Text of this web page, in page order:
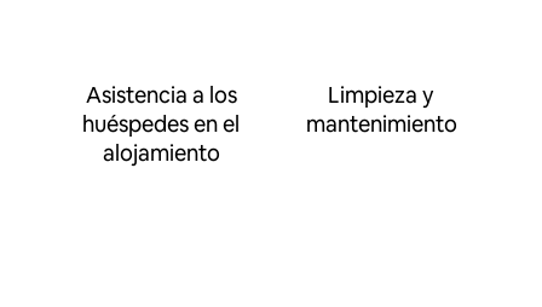
Asistencia a los
huéspedes en el
alojamiento
Limpieza y
mantenimiento